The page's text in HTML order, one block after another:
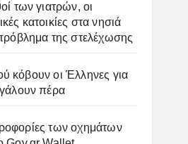
των γιατρών, οι
κατοικίες στα νησιά
της στελέχωσης
κόβουν οι Έλληνες για
πέρα
των οχημάτων